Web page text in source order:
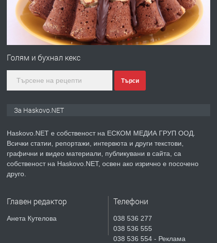
ПРЕДЛАГА Под НАЕМ двустаен Орфей
ПРЕДЛАГА
Нов апартамент на ул. Липа до
Езикова гимназия
ПРЕДЛАГА
🔑 ОБЗАВЕДЕНА ГАРСОНИЕРА ПОД
НАЕМ В КВ. „ОРФЕЙ“ – ДО
КОМПЛЕКС „ВЕСПРЕМ“, ГР. ХАСКОВО
ПРЕДЛАГА
НАПЪЛНО ОБЗАВЕДЕН И
ОБОРУДВАН ТРИСТАЕН
АПАРТАМЕНТ В ЦЕНТЪРА НА ГР.
ХАСКОВО
Голям и бухнал кекс
Търси
За Haskovo.NET
Haskovo.NET е собственост на ЕСКОМ МЕДИА ГРУП ООД.
Всички статии, репортажи, интервюта и други текстови,
графични и видео материали, публикувани в сайта, са
собственост на Haskovo.NET, освен ако изрично е посочено
друго.
Главен редактор
Анета Кутелова
Телефони
038 536 277
038 536 555
038 536 554 - Реклама